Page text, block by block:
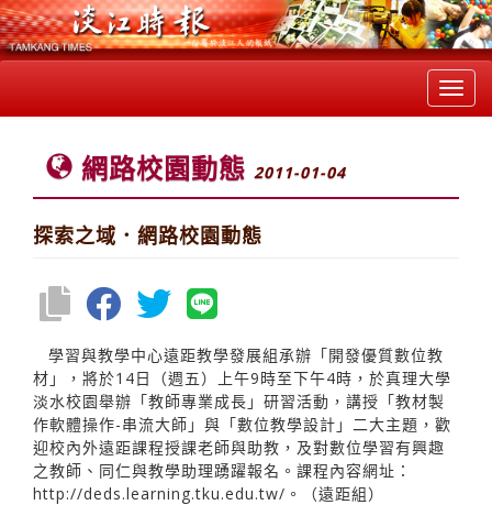
網路校園動態 2011-01-04
探索之域．網路校園動態
學習與教學中心遠距教學發展組承辦「開發優質數位教
材」，將於14日（週五）上午9時至下午4時，於真理大學
淡水校園舉辦「教師專業成長」研習活動，講授「教材製
作軟體操作-串流大師」與「數位教學設計」二大主題，歡
迎校內外遠距課程授課老師與助教，及對數位學習有興趣
之教師、同仁與教學助理踴躍報名。課程內容網址：
http://deds.learning.tku.edu.tw/。（遠距組）